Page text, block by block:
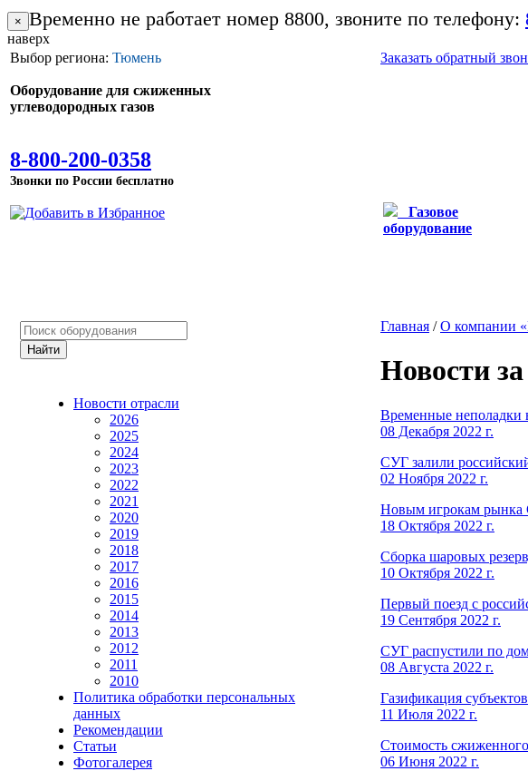
× Временно не работает номер 8800, звоните по телефону:
наверх
Выбор региона: Тюмень
Оборудование для сжиженных
углеводородных газов
8-800-200-0358
Звонки по России бесплатно
Заказать обратный
Газовое
оборудование
Новости отрасли
2026
2025
2024
2023
2022
2021
2020
2019
2018
2017
2016
2015
2014
2013
2012
2011
2010
Политика обработки персональных
данных
Рекомендации
Статьи
Фотогалерея
Главная /О компании
Новости
Временные неполадки
08 Декабря 2022 г.
СУГ залили
02 Ноября 2022 г.
Новым игрокам рынка
18 Октября 2022 г.
Сборка шаровых
10 Октября 2022 г.
Первый поезд с
19 Сентября 2022 г.
СУГ распустили по
08 Августа 2022 г.
Газификация
11 Июля 2022 г.
Стоимость сжиженного
06 Июня 2022 г.